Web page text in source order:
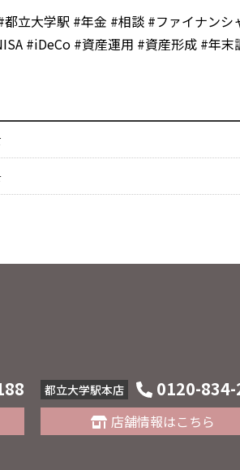
立大学駅 #年金 #相談 #ファイナンシ
#iDeCo #資産運用 #資産形成 #年末
都立大学駅本店 0120-
店舗情報はこちら